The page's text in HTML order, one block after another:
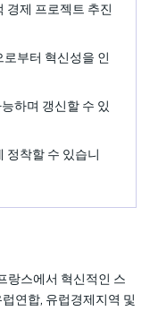
경제 프로젝트 추진
부터 혁신성을 인
하며 갱신할 수 있
정착할 수 있습니
랑스에서 혁신적인 스
연합, 유럽경제지역 및